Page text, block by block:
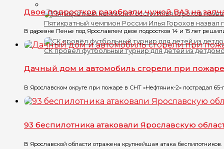
Пятикратный чемпион России Илья Горохов
СК провёл футбольный турнир для детей из
Двое подростков разобрали чужой ВАЗ на
В деревне Пенье под Ярославлем двое подростков 14 и 15 лет
Дачный дом и автомобиль сгорели при
В Ярославском округе при пожаре в СНТ «Нефтяник-2» пострадал
93 беспилотника атаковали Ярославскую
В Ярославской области отражена крупнейшая атака